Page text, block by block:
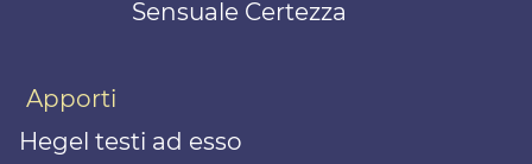
Sensuale Certezza
Apporti
Hegel testi ad esso